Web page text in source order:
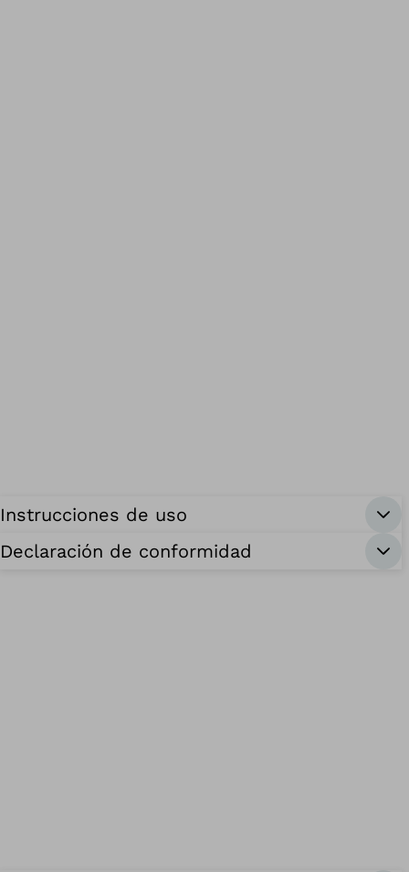
Instrucciones de uso
Declaración de conformidad